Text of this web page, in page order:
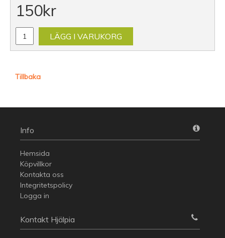
150kr
LÄGG I VARUKORG
Tillbaka
Info
Hemsida
Köpvillkor
Kontakta oss
Integritetspolicy
Logga in
Kontakt Hjälpia